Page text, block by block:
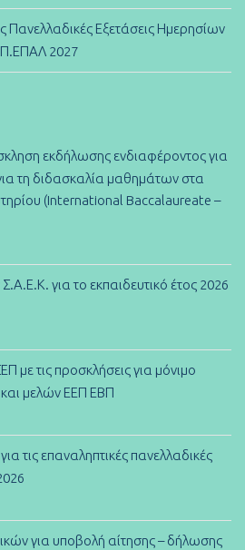
Πανελλαδικές Εξετάσεις Ημερησίων
Π.ΕΠΑΛ 2027
εκδήλωσης ενδιαφέροντος για
τη διδασκαλία μαθημάτων στα
(International Baccalaureate –
για το εκπαιδευτικό έτος 2026
με τις προσκλήσεις για μόνιμο
και μελών ΕΕΠ ΕΒΠ
τις επαναληπτικές πανελλαδικές
για υποβολή αίτησης – δήλωσης